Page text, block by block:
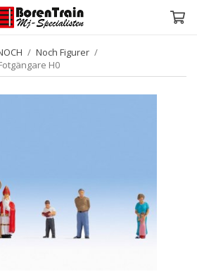
/ Noch Figurer /
H0